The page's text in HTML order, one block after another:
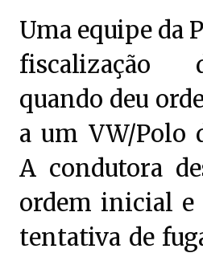
Uma equipe da
fiscalização
quando deu
a um VW/Polo
A condutora
ordem inicial
tentativa de